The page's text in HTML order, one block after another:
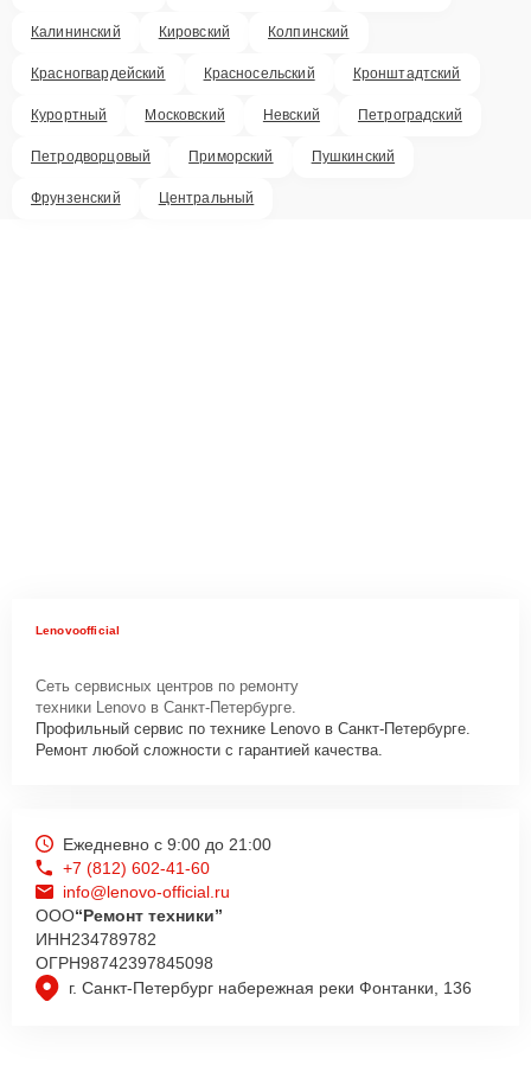
Калининский Кировский Колпинский
Красногвардейский Красносельский Кронштадтский
Курортный Московский Невский Петроградский
Петродворцовый Приморский Пушкинский
Фрунзенский Центральный
Lenovoofficial
Сеть сервисных центров по ремонту
техники Lenovo в Санкт-Петербурге.
Профильный сервис по технике Lenovo в Санкт-Петербурге.
Ремонт любой сложности с гарантией качества.
г. Санкт-Петербург набережная реки Фонтанки, 136
Ежедневно с 9:00 до 21:00
+7 (812) 602-41-60
info@lenovo-official.ru
ООО“Ремонт техники”
ИНН234789782
ОГРН98742397845098